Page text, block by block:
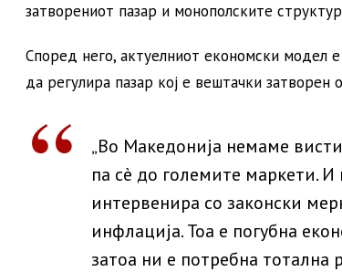
затворениот пазар и монополските
Според него, актуелниот економски модел
да регулира пазар кој е вештачки
„Во Македонија немаме
па сè до големите маркети.
интервенира со законски
инфлација. Тоа е погубна
затоа ни е потребна тотална